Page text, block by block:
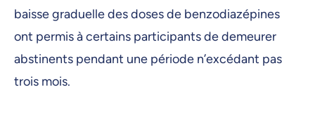
baisse graduelle des doses de benzodiazépines
ont permis à certains participants de demeurer
abstinents pendant une période n’excédant pas
trois mois.